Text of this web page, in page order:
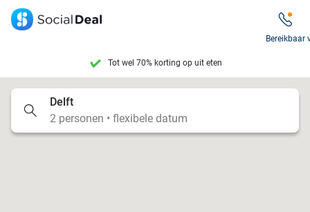
7 dagen per week beschikbaar
9,4 op basis van
Bereikbaar
Delft
2 personen • flexibele datum